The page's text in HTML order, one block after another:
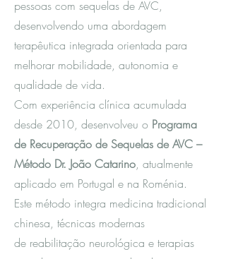
pessoas com sequelas de AVC,
desenvolvendo uma abordagem
terapêutica integrada orientada para
melhorar mobilidade, autonomia e
qualidade de vida.
Com experiência clínica acumulada
desde 2010, desenvolveu o Programa
de Recuperação de Sequelas de AVC –
Método Dr. João Catarino, atualmente
aplicado em Portugal e na Roménia.
Este método integra medicina tradicional
chinesa, técnicas modernas
de reabilitação neurológica e terapias